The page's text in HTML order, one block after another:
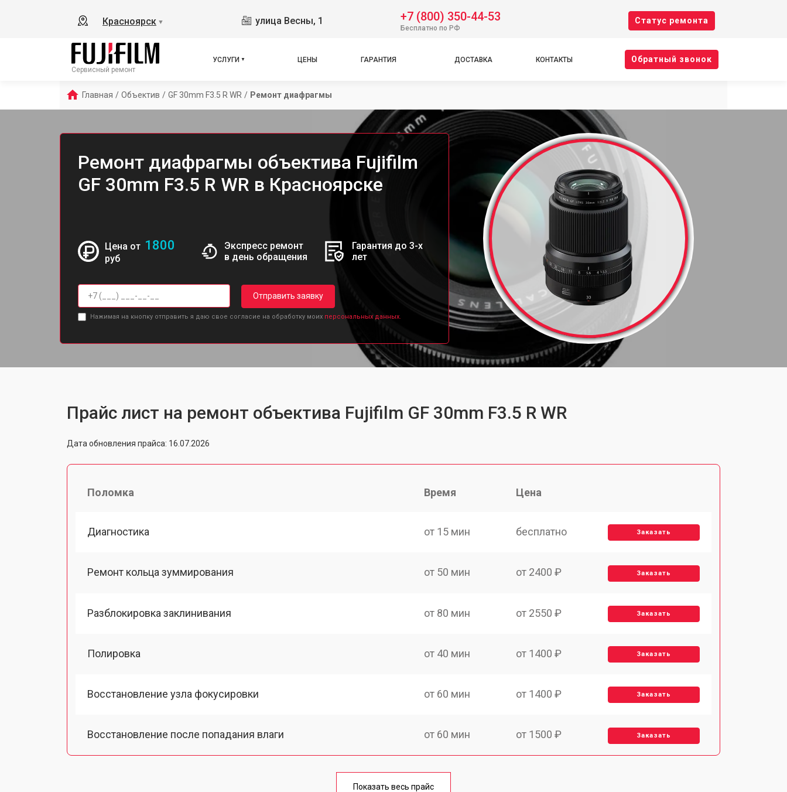
Красноярск ▼ улица Весны, 1 +7 (800) 350-44-53
Бесплатно по РФ
Cтатус ремонта
Сервисный ремонт
УСЛУГИ ЦЕНЫ ГАРАНТИЯ ДОСТАВКА КОНТАКТЫ Oбратный звонок
Главная / Объектив / GF 30mm F3.5 R WR / Ремонт диафрагмы
Ремонт диафрагмы объектива Fujifilm
GF 30mm F3.5 R WR в Красноярске
Цена от 1800
руб
Экспресс ремонт
в день обращения
Гарантия до 3-х
лет
Отправить заявку
Нажимая на кнопку отправить я даю свое согласие на обработку моих персональных данных.
Прайс лист на ремонт объектива Fujifilm GF 30mm F3.5 R WR
Дата обновления прайса: 16.07.2026
Поломка Время Цена
Диагностика от 15 мин бесплатно Заказать
Ремонт кольца зуммирования от 50 мин от 2400 ₽ Заказать
Разблокировка заклинивания от 80 мин от 2550 ₽ Заказать
Полировка от 40 мин от 1400 ₽ Заказать
Восстановление узла фокусировки от 60 мин от 1400 ₽ Заказать
Восстановление после попадания влаги от 60 мин от 1500 ₽ Заказать
от 50 мин
Показать весь прайс